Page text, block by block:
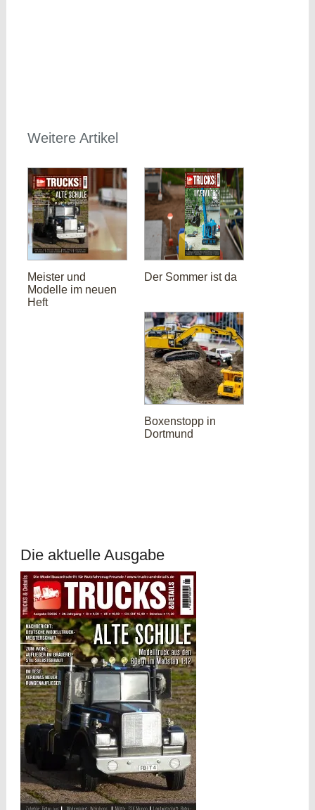
Weitere Artikel
Meister und
Modelle im neuen
Heft
Der Sommer ist da
Boxenstopp in
Dortmund
Die aktuelle Ausgabe